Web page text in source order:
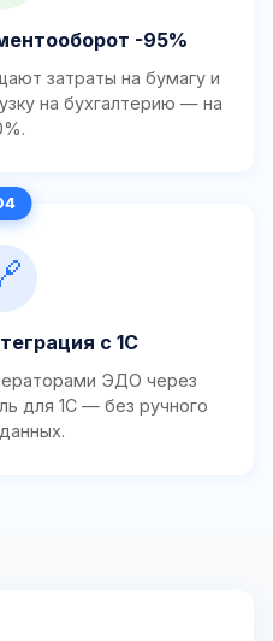
-95%
затраты на бумагу и
на бухгалтерию — на
с 1С
ЭДО через
для 1С — без ручного